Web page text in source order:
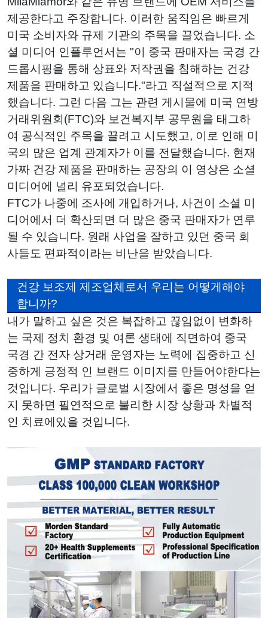
제공한다고 주장합니다. 이러한 움직임은 빠르게
미국 소비자와 규제 기관의 주목을 끌었습니다. 소
셜 미디어 인플루언서는 "이 중국 판매자는 국경 간
드롭시핑을 통해 상표와 저작권을 침해하는 건강
제품을 판매하고 있습니다."라고 직설적으로 지적
했습니다. 그런 다음 그는 관련 게시물에 미국 연방
거래위원회(FTC)와 보건복지부 공무원을 태그하
여 공식적인 주목을 끌려고 시도했고, 이로 인해 미
국의 많은 업계 관계자가 이를 전달했습니다. 현재
가짜 건강 제품을 판매하는 공장의 이 영상은 소셜
미디어에 널리 유포되었습니다.
FTC가 나중에 조사에 개입하거나, 사건이 소셜 미
디어에서 더 확산되면 더 많은 중국 판매자가 연루
될 수 있습니다. 원래 사업을 잘하고 있던 중국 회
사들도 편파적이라는 비난을 받았습니다.
건강 보조제 제조업체로서 우리는 어떻게해야
합니까?
내가 말하고 싶은 것은 복잡하고 끊임없이 변화하
는 국제 정치 환경 및 여론 생태에 직면하여 중국
국경 간 전자 상거래 운영자는 노력에 집중하고 신
중하게 긍정적 인 브랜드 이미지를 만들어야한다는
것입니다. 우리가 글로벌 시장에서 좋은 명성을 얻
지 못하면 필연적으로 불리한 시장 상황과 차별적
인 치료에있을 것입니다.